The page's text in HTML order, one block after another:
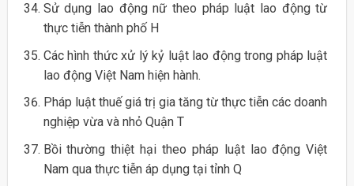
Sử dụng lao động nữ theo pháp luật lao động từ
thực tiễn thành phố H
Các hình thức xử lý kỷ luật lao động trong pháp luật
lao động Việt Nam hiện hành.
Pháp luật thuế giá trị gia tăng từ thực tiễn các doanh
nghiệp vừa và nhỏ Quận T
Bồi thường thiệt hại theo pháp luật lao động Việt
Nam qua thực tiễn áp dụng tại tỉnh Q